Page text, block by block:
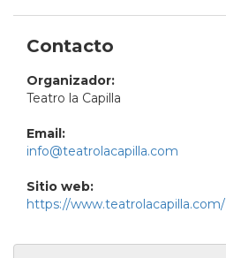
Contacto
Organizador:
Teatro la Capilla
Email:
info@teatrolacapilla.com
Sitio web:
https://www.teatrolacapilla.com/